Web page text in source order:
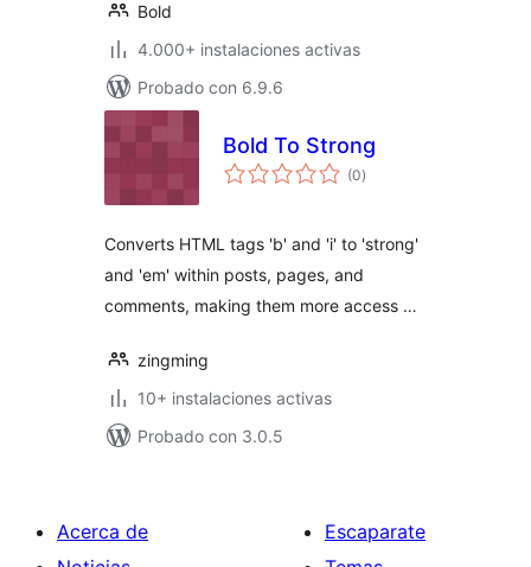
Bold
4.000+ instalaciones activas
Probado con 6.9.6
Bold To Strong
(0total
de
)
Converts HTML tags 'b' and 'i' to 'strong'
and 'em' within posts, pages, and
comments, making them more access …
zingming
10+ instalaciones activas
Probado con 3.0.5
Acerca de
Escaparate